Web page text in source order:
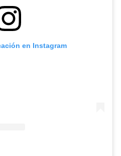
en Instagram